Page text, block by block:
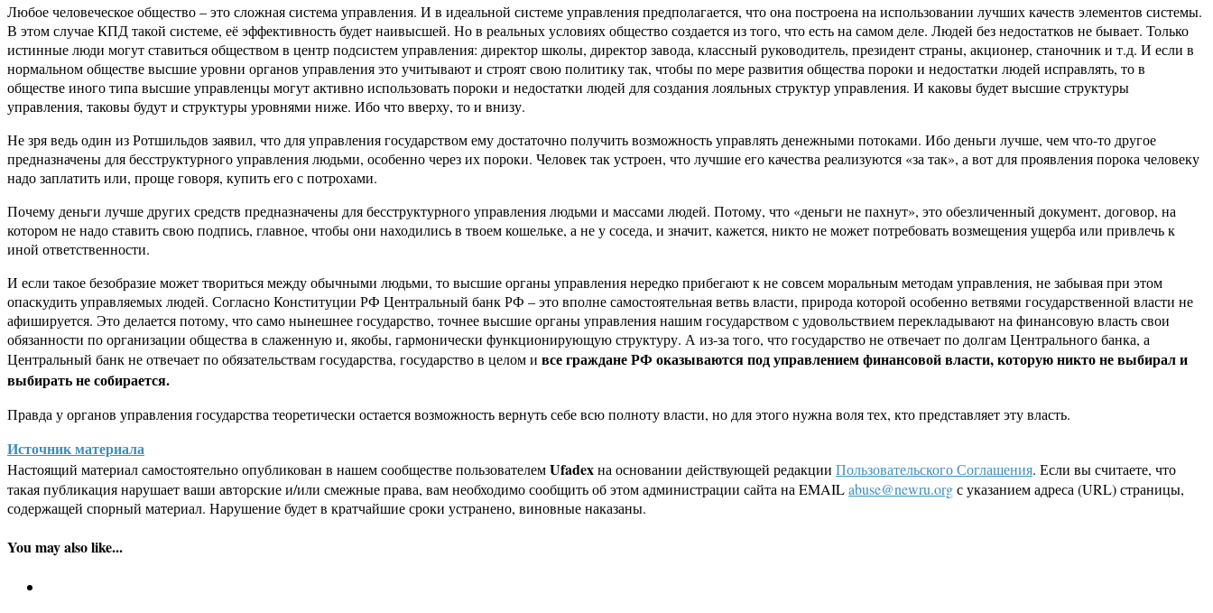
Любое человеческое общество – это сложная система управления. И в идеальной системе управления предполагается, что она построена на использовании лучших качеств элементов системы.
В этом случае КПД такой системе, её эффективность будет наивысшей. Но в реальных условиях общество создается из того, что есть на самом деле. Людей без недостатков не бывает. Только
истинные люди могут ставиться обществом в центр подсистем управления: директор школы, директор завода, классный руководитель, президент страны, акционер, станочник и т.д. И если в
нормальном обществе высшие уровни органов управления это учитывают и строят свою политику так, чтобы по мере развития общества пороки и недостатки людей исправлять, то в
обществе иного типа высшие управленцы могут активно использовать пороки и недостатки людей для создания лояльных структур управления. И каковы будет высшие структуры
управления, таковы будут и структуры уровнями ниже. Ибо что вверху, то и внизу.
Не зря ведь один из Ротшильдов заявил, что для управления государством ему достаточно получить возможность управлять денежными потоками. Ибо деньги лучше, чем что-то другое
предназначены для бесструктурного управления людьми, особенно через их пороки. Человек так устроен, что лучшие его качества реализуются «за так», а вот для проявления порока человеку
надо заплатить или, проще говоря, купить его с потрохами.
Почему деньги лучше других средств предназначены для бесструктурного управления людьми и массами людей. Потому, что «деньги не пахнут», это обезличенный документ, договор, на
котором не надо ставить свою подпись, главное, чтобы они находились в твоем кошельке, а не у соседа, и значит, кажется, никто не может потребовать возмещения ущерба или привлечь к
иной ответственности.
И если такое безобразие может твориться между обычными людьми, то высшие органы управления нередко прибегают к не совсем моральным методам управления, не забывая при этом
опаскудить управляемых людей. Согласно Конституции РФ Центральный банк РФ – это вполне самостоятельная ветвь власти, природа которой особенно ветвями государственной власти не
афишируется. Это делается потому, что само нынешнее государство, точнее высшие органы управления нашим государством с удовольствием перекладывают на финансовую власть свои
обязанности по организации общества в слаженную и, якобы, гармонически функционирующую структуру. А из-за того, что государство не отвечает по долгам Центрального банка, а
Центральный банк не отвечает по обязательствам государства, государство в целом и все граждане РФ оказываются под управлением финансовой власти, которую никто не выбирал и
выбирать не собирается.
Правда у органов управления государства теоретически остается возможность вернуть себе всю полноту власти, но для этого нужна воля тех, кто представляет эту власть.
Источник материала
Настоящий материал самостоятельно опубликован в нашем сообществе пользователемUfadexна основании действующей редакции Пользовательского Соглашения. Если вы считаете, что
такая публикация нарушает ваши авторские и/или смежные права, вам необходимо сообщить об этом администрации сайта на EMAILabuse@newru.orgс указанием адреса (URL) страницы,
содержащей спорный материал. Нарушение будет в кратчайшие сроки устранено, виновные наказаны.
You may also like...